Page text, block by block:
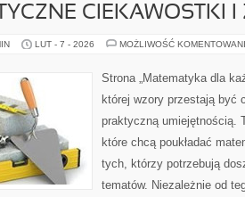
CIEKAWOSTKI
LUT - 7 - 2026 MOŻLIWOŚĆ
Strona „Matematyka dla
której wzory przestają być
praktyczną umiejętnością.
które chcą poukładać
tych, którzy potrzebują
tematów. Niezależnie od